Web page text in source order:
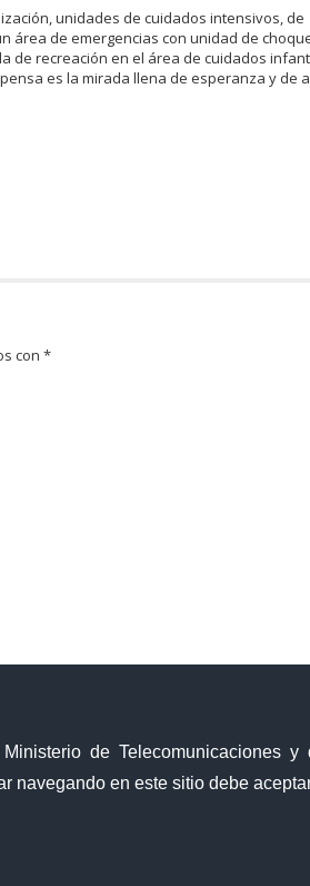
de Telecomunicaciones
navegando en este sitio debe
unidades de cuidados intensivos, de
área de emergencias con unidad de
de recreación en el área de cuidados
es la mirada llena de esperanza y de
con*